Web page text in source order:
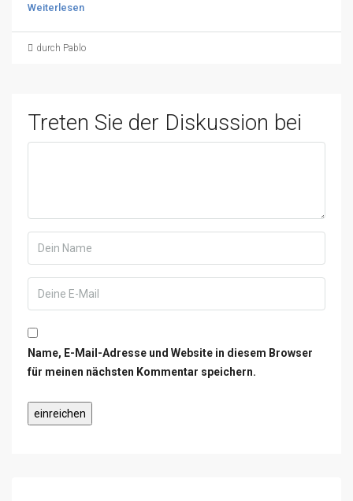
Weiterlesen
durch Pablo
Treten Sie der Diskussion bei
Name, E-Mail-Adresse und Website in diesem Browser
für meinen nächsten Kommentar speichern.